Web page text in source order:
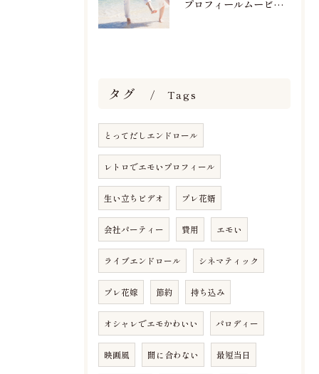
プロフィールムービーで人気おすすめのBGM楽曲ランキング！(7/29最新)
タグ Tags
とってだしエンドロール
レトロでエモいプロフィール
生い立ちビデオ プレ花婿
会社パーティー 費用 エモい
ライブエンドロール シネマティック
プレ花嫁 節約 持ち込み
オシャレでエモかわいい パロディー
映画風 間に合わない 最短当日